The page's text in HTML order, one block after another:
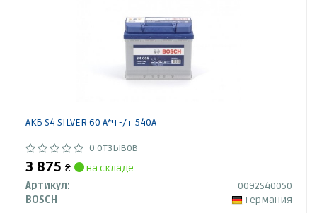
АКБ S4 SILVER 60 А*ч -/+ 540A
0 отзывов
3 875 ₴
на складе
Артикул:
0092S40050
BOSCH
Германия